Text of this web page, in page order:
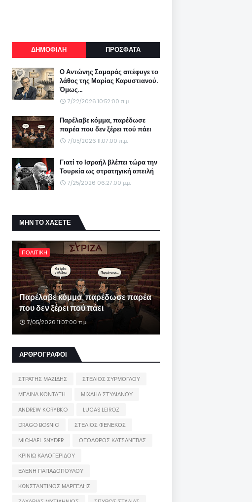
ΔΗΜΟΦΙΛΗ ΠΡΟΣΦΑΤΑ
Ο Αντώνης Σαμαράς απέφυγε το
λάθος της Μαρίας Καρυστιανού.
Όμως...
7/22/2026 10:52:00 π.μ.
Παρέλαβε κόμμα, παρέδωσε
παρέα που δεν ξέρει πού πάει
7/05/2026 11:07:00 π.μ.
Γιατί το Ισραήλ βλέπει τώρα την
Τουρκία ως στρατηγική απειλή
7/25/2026 06:27:00 μ.μ.
ΜΗΝ ΤΟ ΧΑΣΕΤΕ
ΠΟΛΙΤΙΚΗ
Παρέλαβε κόμμα, παρέδωσε παρέα
που δεν ξέρει πού πάει
7/05/2026 11:07:00 π.μ.
ΑΡΘΡΟΓΡΑΦΟΙ
ΣΤΡΑΤΗΣ ΜΑΖΙΔΗΣ
ΣΤΕΛΙΟΣ ΣΥΡΜΟΓΛΟΥ
ΜΕΛΙΝΑ ΚΟΝΤΑΞΗ
ΜΙΧΑΗΛ ΣΤΥΛΙΑΝΟΥ
ANDREW KORYBKO
LUCAS LEIROZ
DRAGO BOSNIC
ΣΤΕΛΙΟΣ ΦΕΝΕΚΟΣ
MICHAEL SNYDER
ΘΕΟΔΩΡΟΣ ΚΑΤΣΑΝΕΒΑΣ
ΚΡΙΝΙΩ ΚΑΛΟΓΕΡΙΔΟΥ
ΕΛΕΝΗ ΠΑΠΑΔΟΠΟΥΛΟΥ
ΚΩΝΣΤΑΝΤΙΝΟΣ ΜΑΡΓΕΛΗΣ